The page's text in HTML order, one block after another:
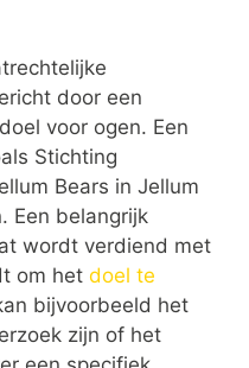
door een
voor ogen. Een
Stichting
Bears in Jellum
Een belangrijk
wordt verdiend met
om het doel te
bijvoorbeeld het
zijn of het